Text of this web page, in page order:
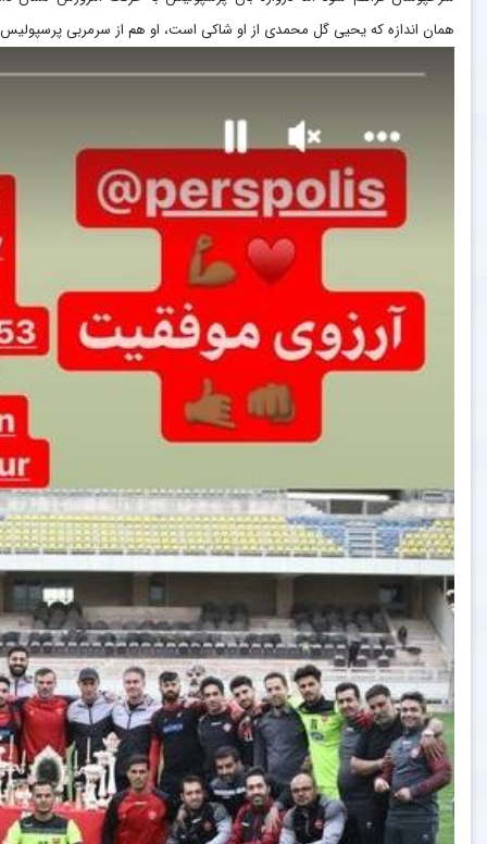
همان اندازه که یحیی گل محمدی از او شاکی است، او هم از سرمربی